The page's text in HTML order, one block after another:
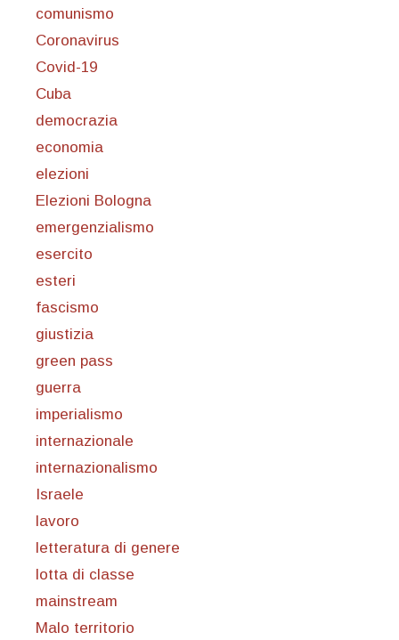
comunismo
Coronavirus
Covid-19
Cuba
democrazia
economia
elezioni
Elezioni Bologna
emergenzialismo
esercito
esteri
fascismo
giustizia
green pass
guerra
imperialismo
internazionale
internazionalismo
Israele
lavoro
letteratura di genere
lotta di classe
mainstream
Malo territorio